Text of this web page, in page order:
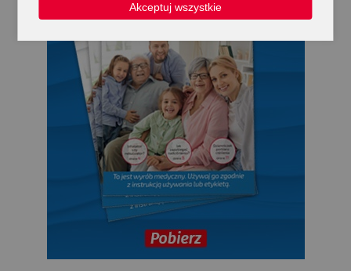
Akceptuj wszystkie